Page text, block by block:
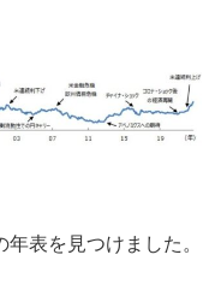
表を見つけました。